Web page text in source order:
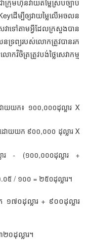
មហ៊ុនវាយតម្លៃស្របច្បាប់
ើម្បីឲ្យវាយម្លៃលើអចលន
ទៅតាមអ្វីដែលក្រសួងបាន
រព្យរបស់លោកត្រូវបានរក
វិចិត្រត្រូវបង់ថ្លៃសេវាកម្ម
ោយយក៖ ១០០,០០០ដុល្លារ X
ដោយយក ៩០០,០០០ ដុល្លារ X
រ - (១០០,០០០ដុល្លារ +
៥ / ១០០ = ២៥០ដុល្លារ។​
១៧០ដុល្លារ + ៩០០ដុល្លារ
២០ដុល្លារ។